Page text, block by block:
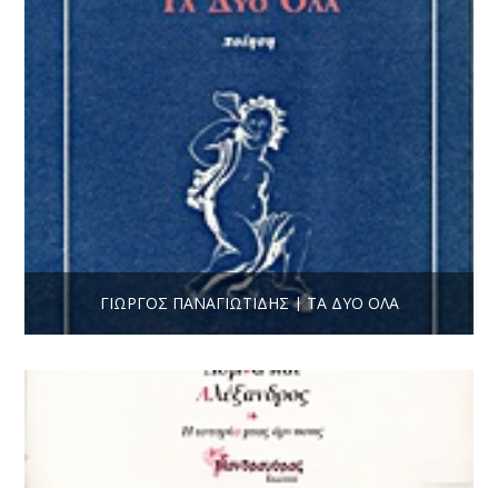
ΓΙΏΡΓΟΣ ΠΑΝΑΓΙΩΤΊΔΗΣ | ΤΑ ΔΎΟ ΌΛΑ